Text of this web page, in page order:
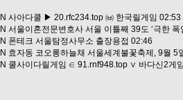
N 사아다쿨 ▶ 20.rfc234.top ㈅ 한국릴게임 02:53
N 서울이혼전문변호사 서울 이틀째 39도 ‘극한 폭
N 폰테크 서울탐정사무소 출장용접 02:46
N 효자동 코오롱하늘채 서울세계불꽃축제, 9월
N 쿨사이다릴게임 ∈ 91.rnf948.top ∨ 바다신2게임